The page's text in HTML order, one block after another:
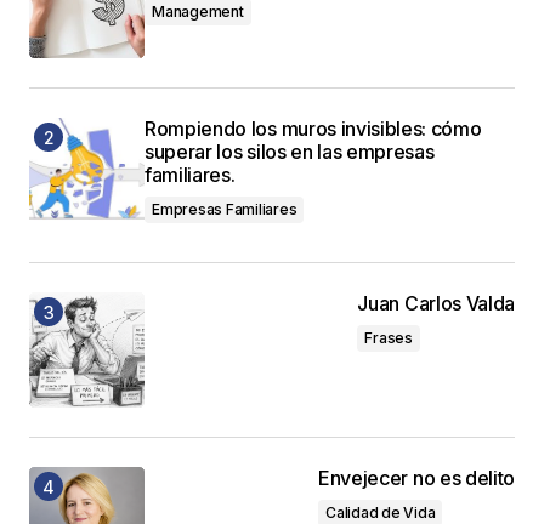
Management
Rompiendo los muros invisibles: cómo
superar los silos en las empresas
familiares.
Empresas Familiares
Juan Carlos Valda
Frases
Envejecer no es delito
Calidad de Vida